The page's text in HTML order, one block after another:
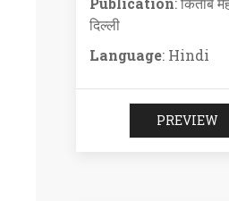
दिल्ली
Language: Hindi
PREVIEW